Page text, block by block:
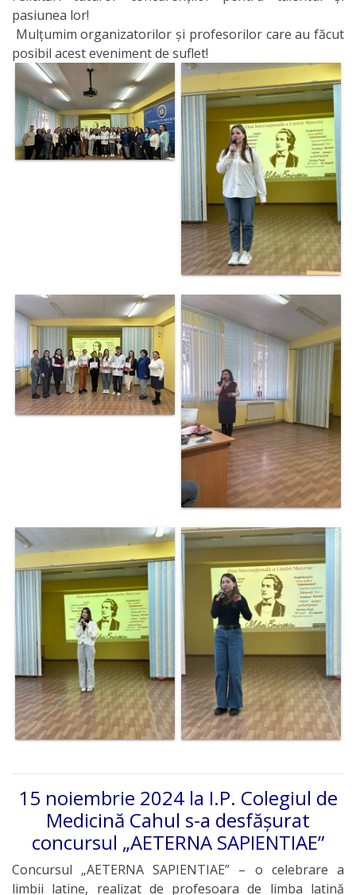
pasiunea lor!
Mulțumim organizatorilor și profesorilor care au făcut
posibil acest eveniment de suflet!
15 noiembrie 2024 la I.P. Colegiul de
Medicină Cahul s-a desfășurat
concursul „AETERNA SAPIENTIAE”
Concursul „AETERNA SAPIENTIAE” – o celebrare a
limbii latine, realizat de profesoara de limba latină